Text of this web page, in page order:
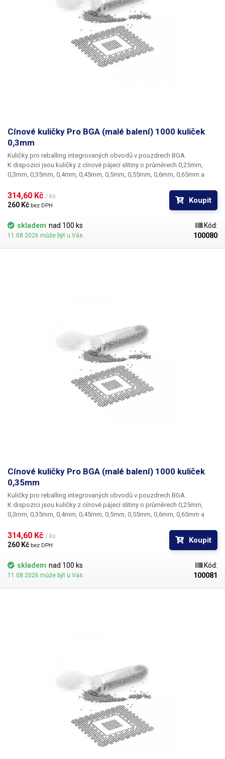
Cínové kuličky Pro BGA (malé balení) 1000 kuliček
0,3mm
Kuličky pro reballing integrovaných obvodů v pouzdrech BGA.
K dispozici jsou kuličky z cínové pájecí slitiny o průměrech 0,25mm,
0,3mm, 0,35mm, 0,4mm, 0,45mm, 0,5mm, 0,55mm, 0,6mm, 0,65mm a
BGA mřížky pro překuličkování. Ampule obsahuje vždy 1000 kusů
kuliček o daném průměru.
314,60 Kč / ks
260 Kč bez DPH
Koupit
skladem nad 100 ks
11.08.2026 může být u Vás
Kód:
100080
Cínové kuličky Pro BGA (malé balení) 1000 kuliček
0,35mm
Kuličky pro reballing integrovaných obvodů v pouzdrech BGA.
K dispozici jsou kuličky z cínové pájecí slitiny o průměrech 0,25mm,
0,3mm, 0,35mm, 0,4mm, 0,45mm, 0,5mm, 0,55mm, 0,6mm, 0,65mm a
BGA mřížky pro překuličkování. Ampule obsahuje vždy 1000 kusů
kuliček o daném průměru.
314,60 Kč / ks
260 Kč bez DPH
Koupit
skladem nad 100 ks
11.08.2026 může být u Vás
Kód:
100081